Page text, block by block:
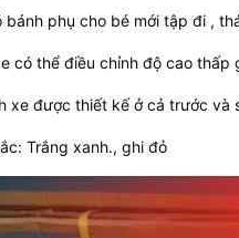
bánh phụ cho bé mới tập đi ,
có thể điều chỉnh độ cao
xe được thiết kế ở cả trước và
Trắng xanh., ghi đỏ